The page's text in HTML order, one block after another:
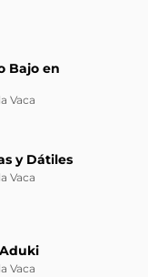
Bajo en
Vaca
y Dátiles
Vaca
Vaca